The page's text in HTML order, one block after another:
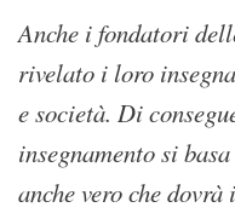
Anche i fondatori
rivelato i loro
e società. Di
insegnamento si
anche vero che